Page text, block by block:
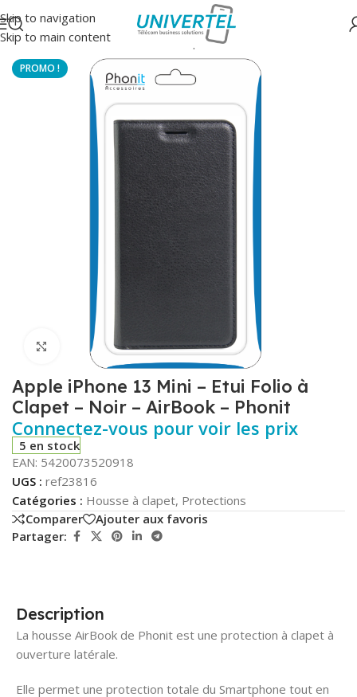
Skip to navigation
Skip to main content
Accueil/Protections Housse à clapet
Click to enlarge
Apple iPhone 13 Mini – Etui Folio à
Clapet – Noir – AirBook – Phonit
Connectez-vous pour voir les prix
5 en stock
EAN: 5420073520918
UGS : ref23816
Catégories : Housse à clapet, Protections
Comparer
Ajouter aux favoris
Partager:
Description
La housse AirBook de Phonit est une protection à clapet à
ouverture latérale.
Elle permet une protection totale du Smartphone tout en